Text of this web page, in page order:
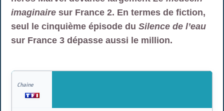
imaginaire sur France 2. En termes de fiction,
seul le cinquième épisode duSilence de l’eau
sur France 3 dépasse aussi le million.